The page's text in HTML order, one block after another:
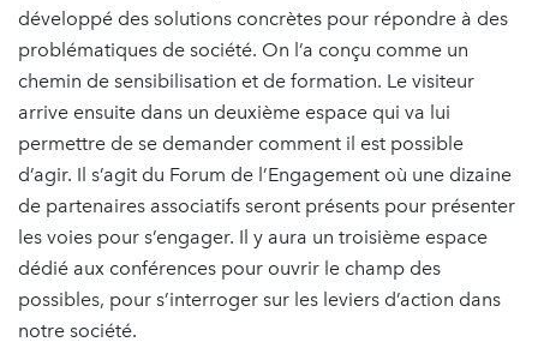
développé des solutions concrètes pour répondre à des
problématiques de société. On l’a conçu comme un
chemin de sensibilisation et de formation. Le visiteur
arrive ensuite dans un deuxième espace qui va lui
permettre de se demander comment il est possible
d’agir. Il s’agit du Forum de l’Engagement où une dizaine
de partenaires associatifs seront présents pour présenter
les voies pour s’engager. Il y aura un troisième espace
dédié aux conférences pour ouvrir le champ des
possibles, pour s’interroger sur les leviers d’action dans
notre société.